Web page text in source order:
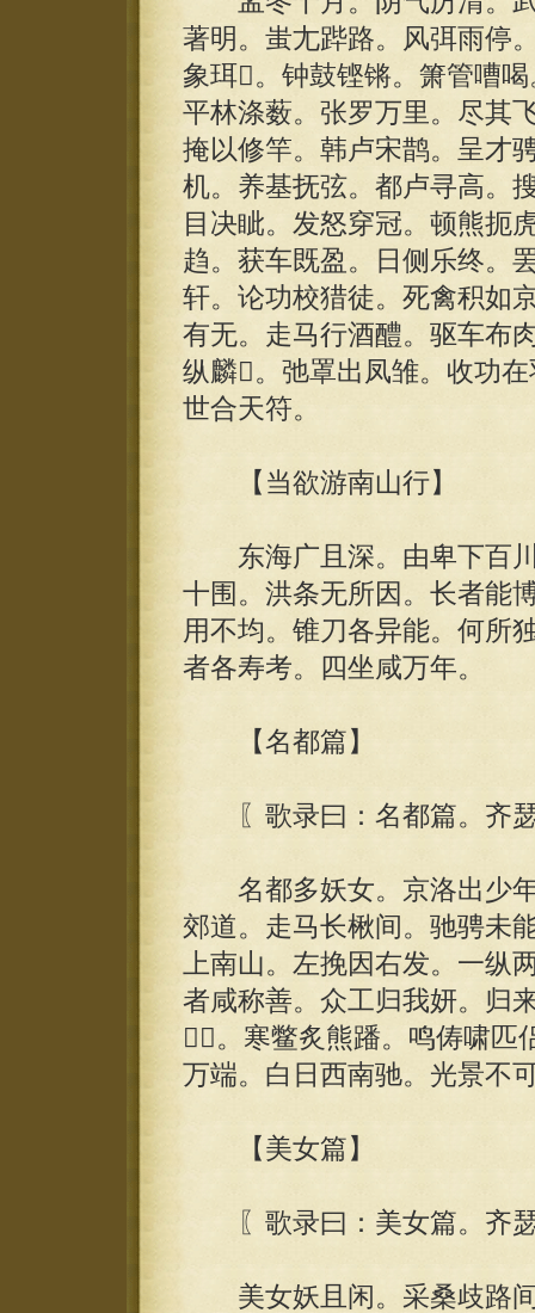
著明。蚩尢跸路。风弭雨停
象珥。钟鼓铿锵。箫管嘈
平林涤薮。张罗万里。尽其
掩以修竿。韩卢宋鹊。呈才
机。养基抚弦。都卢寻高。
目决眦。发怒穿冠。顿熊扼
趋。获车既盈。日侧乐终。
轩。论功校猎徒。死禽积如
有无。走马行酒醴。驱车布
纵麟。弛罩出凤雏。收功
世合天符。
【当欲游南山行】
东海广且深。由卑下百川
十围。洪条无所因。长者能
用不均。锥刀各异能。何所
者各寿考。四坐咸万年。
【名都篇】
〖歌录曰：名都篇。齐
名都多妖女。京洛出少年
郊道。走马长楸间。驰骋未
上南山。左挽因右发。一纵
者咸称善。众工归我妍。归
。寒鳖炙熊蹯。鸣俦啸匹
万端。白日西南驰。光景不
【美女篇】
〖歌录曰：美女篇。齐
美女妖且闲。采桑歧路间